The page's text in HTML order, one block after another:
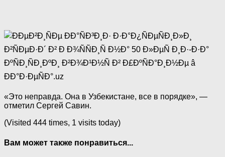
«Это неправда. Она в Узбекистане, все в порядке», —
отметил Сергей Савин.
(Visited 444 times, 1 visits today)
Вам может также понравиться...